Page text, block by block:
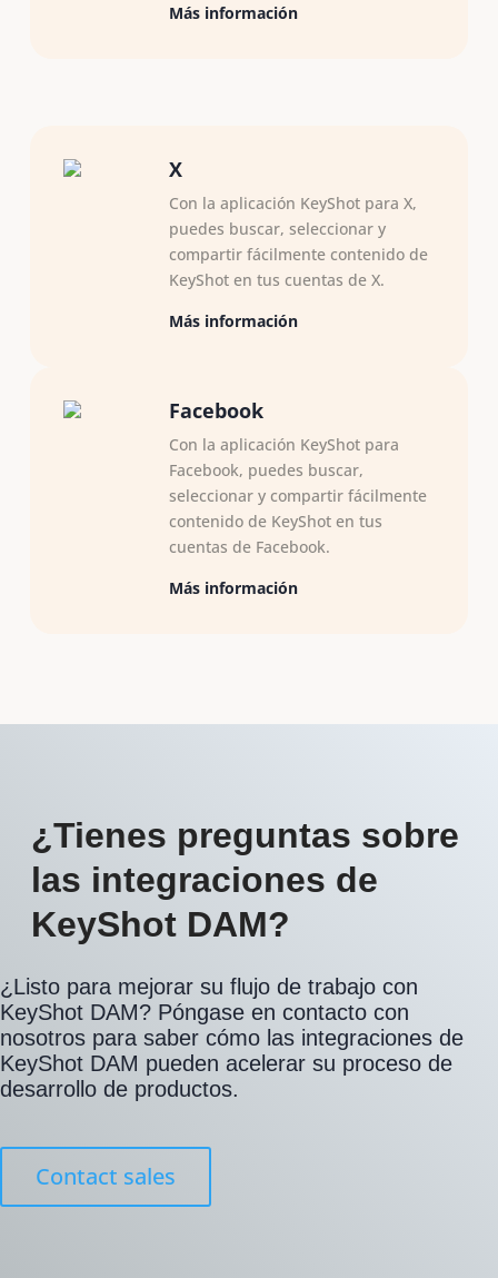
Más información
X
Con la aplicación KeyShot para X,
puedes buscar, seleccionar y
compartir fácilmente contenido de
KeyShot en tus cuentas de X.
Más información
Facebook
Con la aplicación KeyShot para
Facebook, puedes buscar,
seleccionar y compartir fácilmente
contenido de KeyShot en tus
cuentas de Facebook.
Más información
¿Tienes preguntas sobre
las integraciones de
KeyShot DAM?
¿Listo para mejorar su flujo de trabajo con
KeyShot DAM? Póngase en contacto con
nosotros para saber cómo las integraciones de
KeyShot DAM pueden acelerar su proceso de
desarrollo de productos.
Contact sales